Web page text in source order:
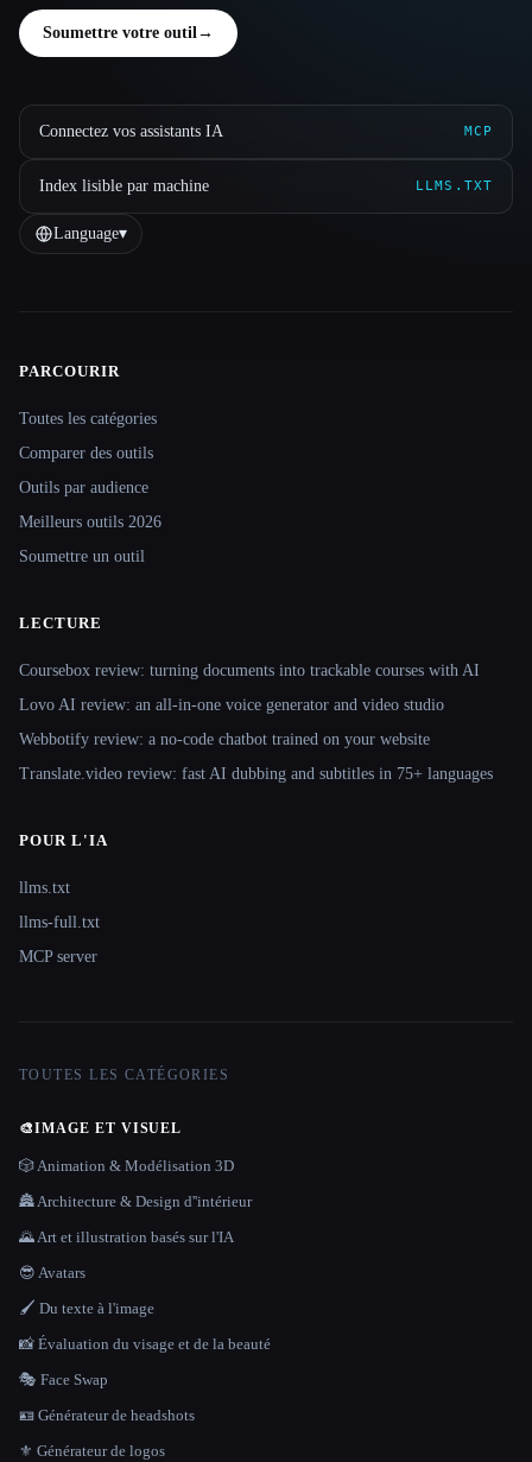
Soumettre votre outil →
Connectez vos assistants IA MCP
Index lisible par machine LLMS.TXT
Language▾
Site navigation
PARCOURIR
Toutes les catégories
Comparer des outils
Outils par audience
Meilleurs outils 2026
Soumettre un outil
LECTURE
Coursebox review: turning documents into trackable courses with AI
Lovo AI review: an all-in-one voice generator and video studio
Webbotify review: a no-code chatbot trained on your website
Translate.video review: fast AI dubbing and subtitles in 75+ languages
POUR L'IA
llms.txt
llms-full.txt
MCP server
TOUTES LES CATÉGORIES
🎨IMAGE ET VISUEL
🎲 Animation & Modélisation 3D
🏯 Architecture & Design d''intérieur
🌄 Art et illustration basés sur l'IA
😎 Avatars
🖌️ Du texte à l'image
📸 Évaluation du visage et de la beauté
🎭 Face Swap
🪪 Générateur de headshots
⚜️ Générateur de logos